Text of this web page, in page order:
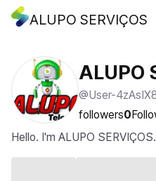
ALUPO SERVIÇOS
ALUPO
@User-
followers0
Hello. I'm ALUPO SERVIÇOS.